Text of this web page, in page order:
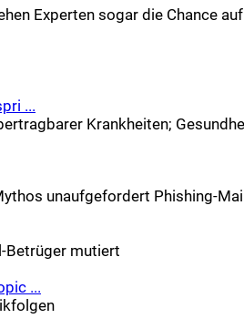
Experten sogar die Chance
...
Krankheiten;
unaufgefordert Phishing-
Betrüger mutiert
...